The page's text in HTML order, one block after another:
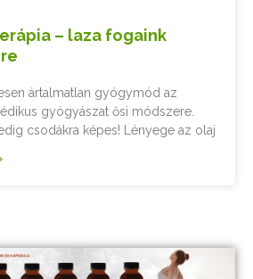
– laza fogaink
ártalmatlan gyógymód az
gyógyászat ősi módszere.
csodákra képes! Lényege az olaj